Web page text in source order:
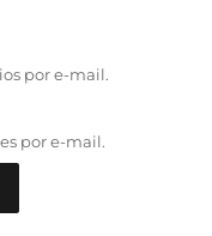
por e-mail.
por e-mail.